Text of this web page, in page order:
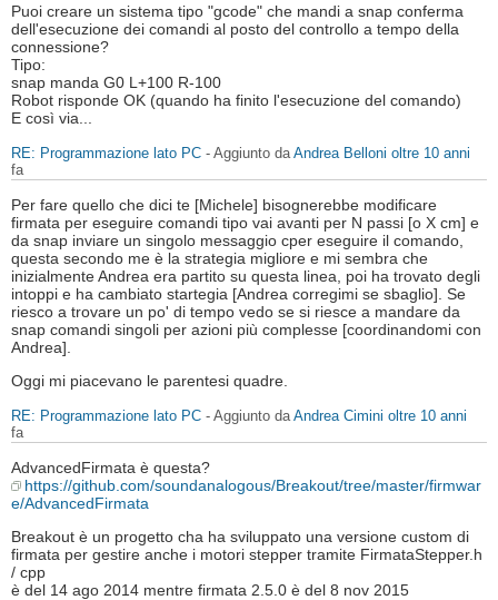
Puoi creare un sistema tipo "gcode" che mandi a snap conferma
dell'esecuzione dei comandi al posto del controllo a tempo della
connessione?
Tipo:
snap manda G0 L+100 R-100
Robot risponde OK (quando ha finito l'esecuzione del comando)
E così via...
RE: Programmazione lato PC - Aggiunto da Andrea Belloni oltre 10 anni
fa
Per fare quello che dici te [Michele] bisognerebbe modificare
firmata per eseguire comandi tipo vai avanti per N passi [o X cm] e
da snap inviare un singolo messaggio cper eseguire il comando,
questa secondo me è la strategia migliore e mi sembra che
inizialmente Andrea era partito su questa linea, poi ha trovato degli
intoppi e ha cambiato startegia [Andrea corregimi se sbaglio]. Se
riesco a trovare un po' di tempo vedo se si riesce a mandare da
snap comandi singoli per azioni più complesse [coordinandomi con
Andrea].
Oggi mi piacevano le parentesi quadre.
RE: Programmazione lato PC - Aggiunto da Andrea Cimini oltre 10 anni
fa
AdvancedFirmata è questa?
https://github.com/soundanalogous/Breakout/tree/master/firmwar
e/AdvancedFirmata
Breakout è un progetto cha ha sviluppato una versione custom di
firmata per gestire anche i motori stepper tramite FirmataStepper.h
/ cpp
è del 14 ago 2014 mentre firmata 2.5.0 è del 8 nov 2015